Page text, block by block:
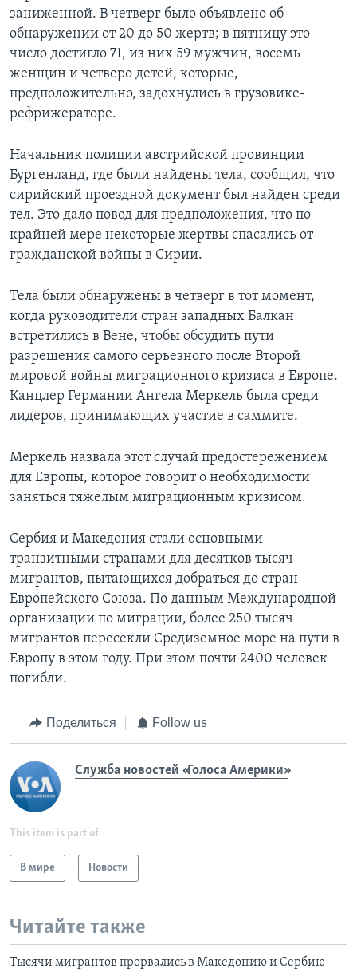
заниженной. В четверг было объявлено об
обнаружении от 20 до 50 жертв; в пятницу это
число достигло 71, из них 59 мужчин, восемь
женщин и четверо детей, которые,
предположительно, задохнулись в грузовике-
рефрижераторе.
Начальник полиции австрийской провинции
Бургенланд, где были найдены тела, сообщил, что
сирийский проездной документ был найден среди
тел. Это дало повод для предположения, что по
крайней мере некоторые жертвы спасались от
гражданской войны в Сирии.
Тела были обнаружены в четверг в тот момент,
когда руководители стран западных Балкан
встретились в Вене, чтобы обсудить пути
разрешения самого серьезного после Второй
мировой войны миграционного кризиса в Европе.
Канцлер Германии Ангела Меркель была среди
лидеров, принимающих участие в саммите.
Меркель назвала этот случай предостережением
для Европы, которое говорит о необходимости
заняться тяжелым миграционным кризисом.
Сербия и Македония стали основными
транзитными странами для десятков тысяч
мигрантов, пытающихся добраться до стран
Европейского Союза. По данным Международной
организации по миграции, более 250 тысяч
мигрантов пересекли Средиземное море на пути в
Европу в этом году. При этом почти 2400 человек
погибли.
Поделиться Follow us
Служба новостей «Голоса Америки»
This item is part of
В мире Новости
Читайте также
Тысячи мигрантов прорвались в Македонию и Сербию